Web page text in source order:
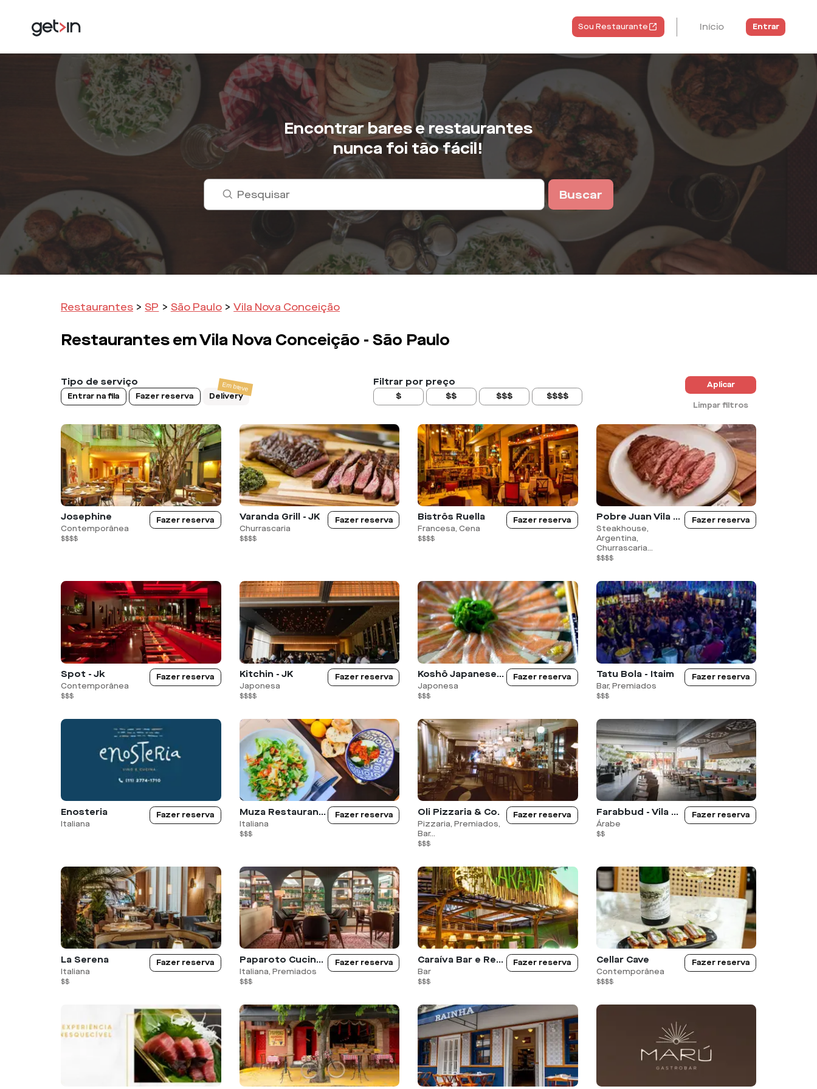
Sou Restaurante Início Entrar
Encontrar bares e restaurantes
nunca foi tão fácil!
Buscar
Restaurantes > SP > São Paulo > Vila Nova Conceição
Restaurantes emVila Nova Conceição - São Paulo
Tipo de serviço
Entrar na fila Fazer reserva Delivery
Filtrar por preço
$ $$ $$$ $$$$
Aplicar
Limpar filtros
Josephine
Contemporânea
$$$$
Fazer reserva Varanda Grill - JK
Churrascaria
$$$$
Fazer reserva Bistrôs Ruella
Francesa, Cena
$$$$
Fazer reserva Pobre Juan Vila Olímpia
Steakhouse,
Argentina,
Churrascaria...
$$$$
Fazer reserva
Spot - Jk
Contemporânea
$$$
Fazer reserva Kitchin - JK
Japonesa
$$$$
Fazer reserva Koshô Japanese Cuisine
Japonesa
$$$
Fazer reserva Tatu Bola - Itaim
Bar, Premiados
$$$
Fazer reserva
Enosteria
Italiana
Fazer reserva Muza Restaurante
Italiana
$$$
Fazer reserva Oli Pizzaria & Co.
Pizzaria, Premiados,
Bar...
$$$
Fazer reserva Farabbud - Vila Nova
Árabe
$$
Fazer reserva
La Serena
Italiana
$$
Fazer reserva Paparoto Cucina - JK
Italiana, Premiados
$$$
Fazer reserva Caraíva Bar e Restaurante
Bar
$$$
Fazer reserva Cellar Cave
Contemporânea
$$$$
Fazer reserva